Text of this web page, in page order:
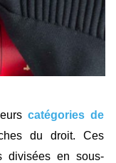
catégories de
du droit. Ces
divisées en sous-